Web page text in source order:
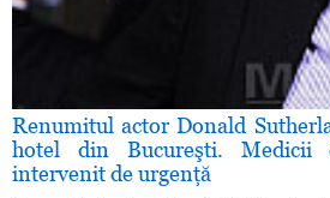
Renumitul actor Donald
hotel din Bucureşti.
intervenit de urgenţă